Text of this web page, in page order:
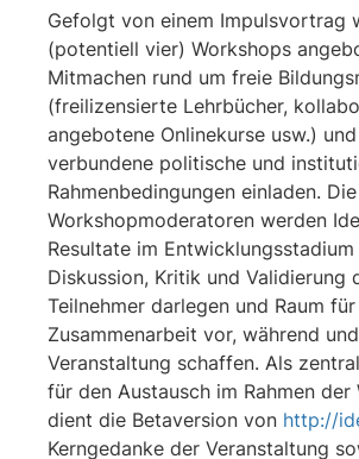
Gefolgt von einem Impulsvortrag
(potentiell vier) Workshops
Mitmachen rund um freie
(freilizensierte Lehrbücher,
angebotene Onlinekurse usw.)
verbundene politische und
Rahmenbedingungen einladen. Die
Workshopmoderatoren werden
Resultate im
Diskussion, Kritik und Validierung
Teilnehmer darlegen und Raum für
Zusammenarbeit vor, während
Veranstaltung schaffen. Als
für den Austausch im Rahmen der
dient die Betaversion von http://
Kerngedanke der Veranstaltung